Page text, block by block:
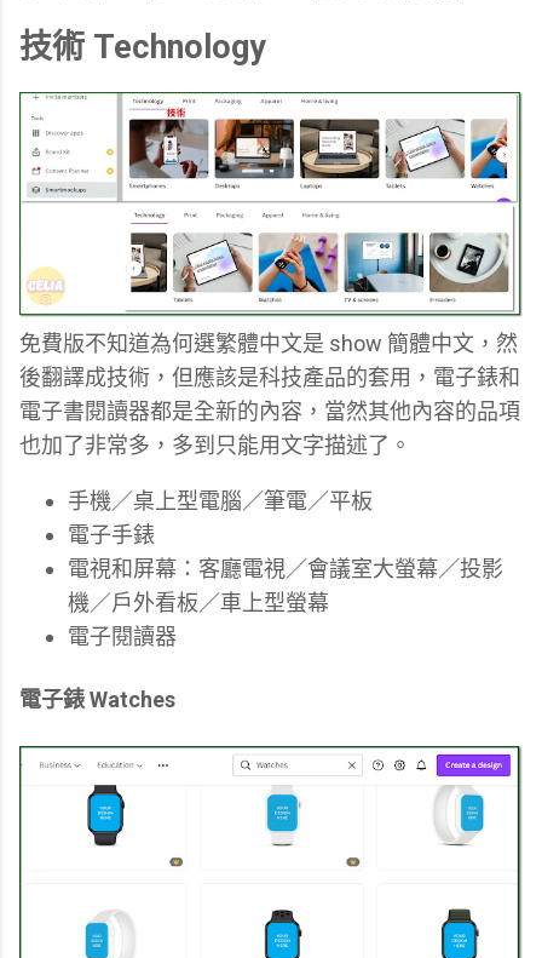
技術 Technology
免費版不知道為何選繁體中文是 show 簡體中文，然
後翻譯成技術，但應該是科技產品的套用， 電子錶和
電子書閱讀器都是全新的內容，當然其他內容的品項
也加了非常多，多到只能用文字描述了。
手機／桌上型電腦／筆電／平板
電子手錶
電視和屏幕：客廳電視／會議室大螢幕／投影
機／戶外看板／車上型螢幕
電子閱讀器
電子錶 Watches